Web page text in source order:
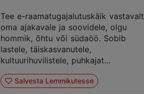
Tee e-raamatugajalutuskäik vastavalt
oma ajakavale ja soovidele, olgu
hommik, õhtu või südaöö. Sobib
lastele, täiskasvanutele,
kultuurihuvilistele, puhkajat...
Salvesta Lemmikutesse